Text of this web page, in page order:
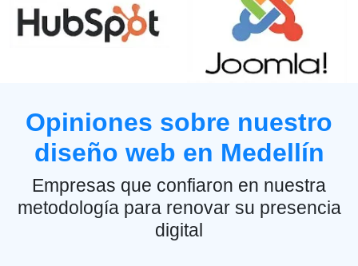
Opiniones sobre nuestro
diseño web en Medellín
Empresas que confiaron en nuestra
metodología para renovar su presencia
digital